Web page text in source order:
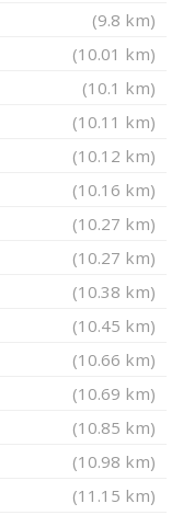
(9.8 km)
(10.01 km)
(10.1 km)
(10.11 km)
(10.12 km)
(10.16 km)
(10.27 km)
(10.27 km)
(10.38 km)
(10.45 km)
(10.66 km)
(10.69 km)
(10.85 km)
(10.98 km)
(11.15 km)